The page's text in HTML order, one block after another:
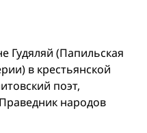
Гудяляй (Папильская
в крестьянской
поэт,
народов